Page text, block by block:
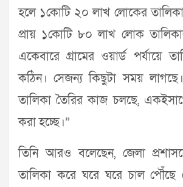
হলে ১কোটি ২০ লাখ লোকের
প্রায় ১কোটি ৮০ লাখ লোক
একেবারে গ্রামের ওয়ার্ড পর্যায়ে
কঠিন। সেজন্য কিছুটা সময়
তালিকা তৈরির কাজ চলছে,
করা হচ্ছে।”
তিনি আরও বলেছেন, জেলা
তালিকা করে ঘরে ঘরে চাল পৌঁছে